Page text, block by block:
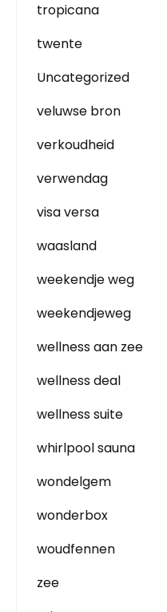
tropicana
twente
Uncategorized
veluwse bron
verkoudheid
verwendag
visa versa
waasland
weekendje weg
weekendjeweg
wellness aan zee
wellness deal
wellness suite
whirlpool sauna
wondelgem
wonderbox
woudfennen
zee